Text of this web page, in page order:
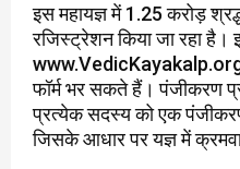
इस महायज्ञ में 1.25 करोड़
रजिस्ट्रेशन किया जा रहा है।
फॉर्म भर सकते हैं। पंजीकरण
प्रत्येक सदस्य को एक
जिसके आधार पर यज्ञ में